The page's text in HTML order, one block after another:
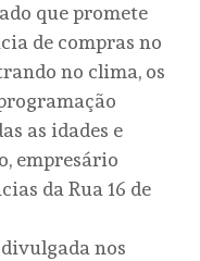
que promete
de compras no
no clima, os
as idades e
empresário
da Rua 16 de
nos